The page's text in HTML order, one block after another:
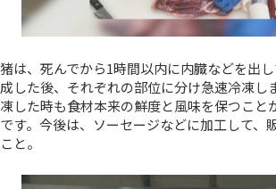
猪は、死んでから1時間以内に内臓などを出
成した後、それぞれの部位に分け急速冷凍し
凍した時も食材本来の鮮度と風味を保つこと
です。今後は、ソーセージなどに加工して、
こと。